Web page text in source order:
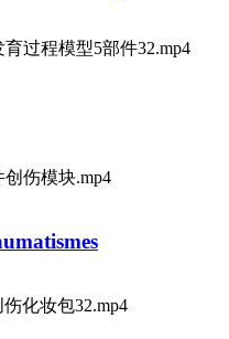
育过程模型5部件32.mp4
创伤模块.mp4
伤化妆包32.mp4